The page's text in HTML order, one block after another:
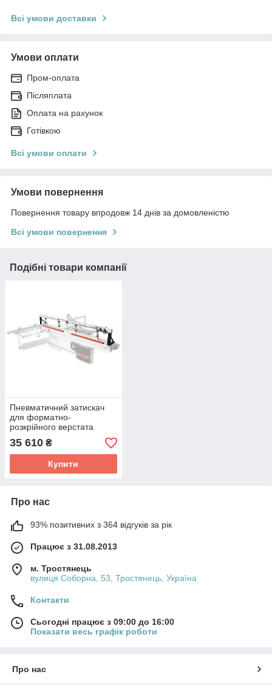
Всі умови доставки
Умови оплати
Пром-оплата
Післяплата
Оплата на рахунок
Готівкою
Всі умови оплати
Умови повернення
Повернення товару впродовж 14 днів за домовленістю
Всі умови повернення
Подібні товари компанії
Пневматичний затискач
для форматно-
розкрійного верстата
STANDART
35 610 ₴
Купити
Про нас
93% позитивних з 364 відгуків за рік
Працює з 31.08.2013
м. Тростянець
вулиця Соборна, 53, Тростянець, Україна
Контакти
Сьогодні працює з 09:00 до 16:00
Показати весь графік роботи
Про нас